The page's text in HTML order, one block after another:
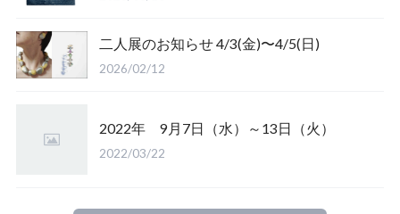
二人展のお知らせ 4/3(金)〜4/5(日)
2026/02/12
2022年 9月7日（水）～13日（火）
2022/03/22